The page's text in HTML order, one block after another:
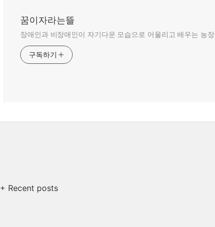
꿈이자라는뜰
장애인과 비장애인이 자기다운 모습으로 어울리고 배우는 농장
구독하기
+ Recent posts